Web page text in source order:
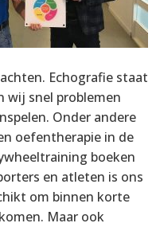
Echografie staat
wij snel problemen
Onder andere
oefentherapie in de
boeken
en atleten is ons
om binnen korte
Maar ook